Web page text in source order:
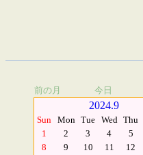
前の月 今日
2024.9
Sun Mon Tue Wed Thu
1
2 3 4 5
8
9 10 11 12